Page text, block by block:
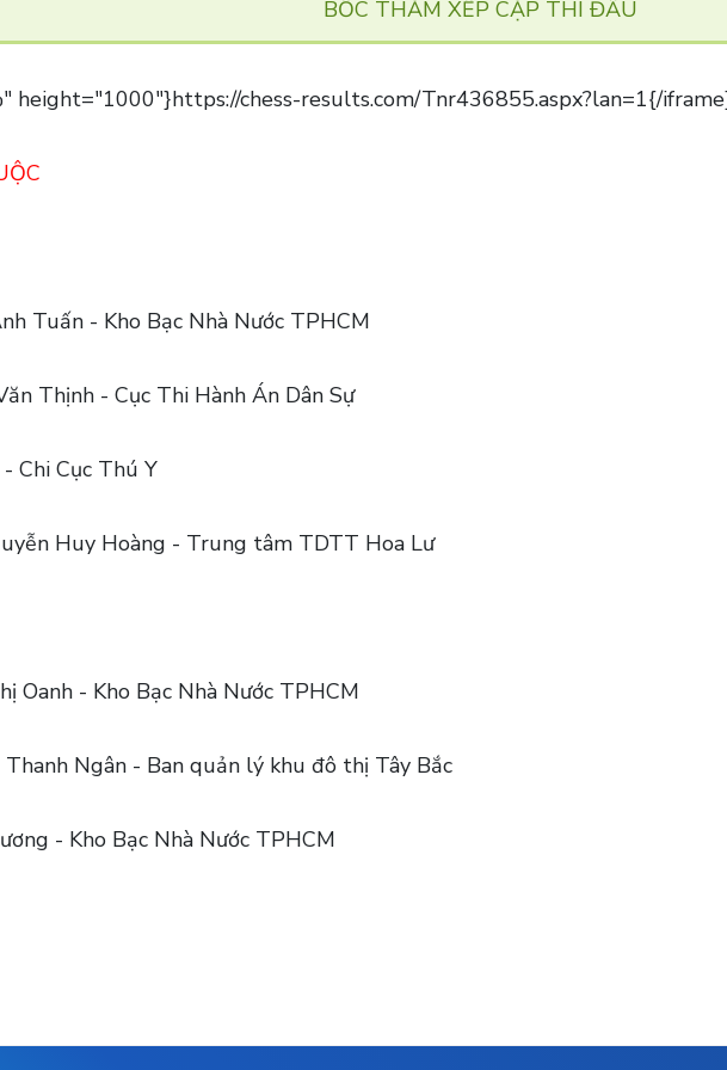
BỐC THĂM XẾP CẶP THI ĐẤU
height="1000"}https://chess-results.com/Tnr436855.aspx?lan=1{/
Tuấn - Kho Bạc Nhà Nước TPHCM
Thịnh - Cục Thi Hành Án Dân Sự
Chi Cục Thú Y
Huy Hoàng - Trung tâm TDTT Hoa Lư
Oanh - Kho Bạc Nhà Nước TPHCM
Ngân - Ban quản lý khu đô thị Tây Bắc
- Kho Bạc Nhà Nước TPHCM